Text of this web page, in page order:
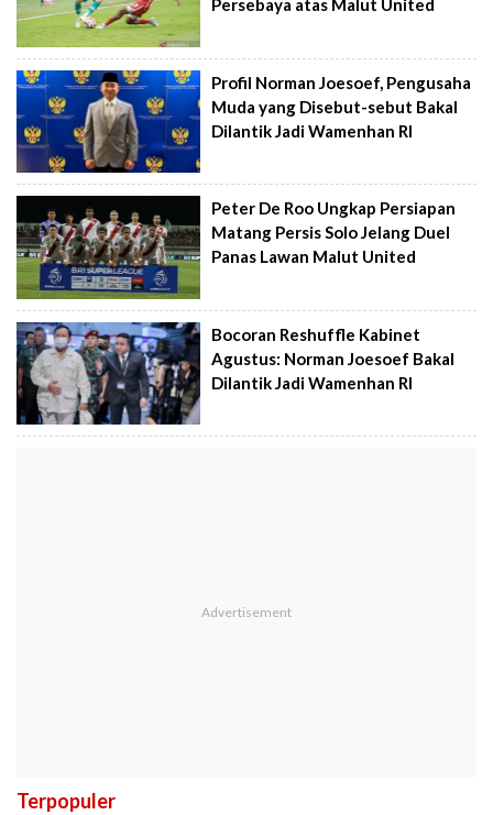
Persebaya atas Malut United
Profil Norman Joesoef, Pengusaha
Muda yang Disebut-sebut Bakal
Dilantik Jadi Wamenhan RI
Peter De Roo Ungkap Persiapan
Matang Persis Solo Jelang Duel
Panas Lawan Malut United
Bocoran Reshuffle Kabinet
Agustus: Norman Joesoef Bakal
Dilantik Jadi Wamenhan RI
Terpopuler